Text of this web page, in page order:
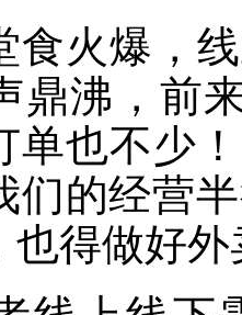
爆，线
鼎沸，前
单也不少
们的经营
也得做好